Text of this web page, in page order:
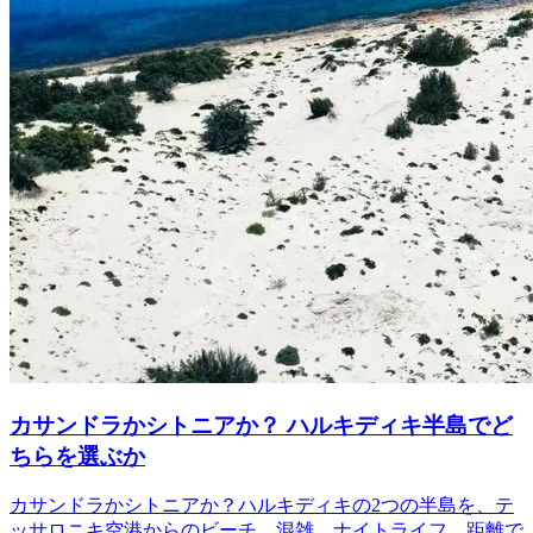
カサンドラかシトニアか？ ハルキディキ半島でど
ちらを選ぶか
カサンドラかシトニアか？ハルキディキの2つの半島を、テ